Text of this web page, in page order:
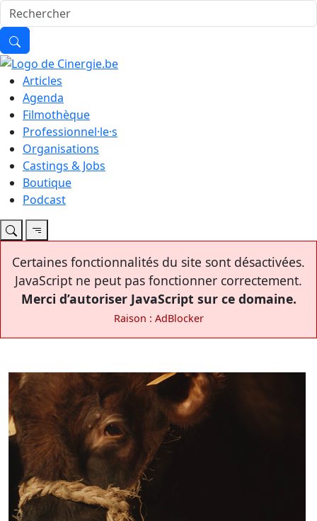
Articles
Agenda
Filmothèque
Professionnel·le·s
Organisations
Castings & Jobs
Boutique
Podcast
Certaines fonctionnalités du site sont désactivées.
JavaScript ne peut pas fonctionner correctement.
Merci d’autoriser JavaScript sur ce domaine.
Raison : AdBlocker